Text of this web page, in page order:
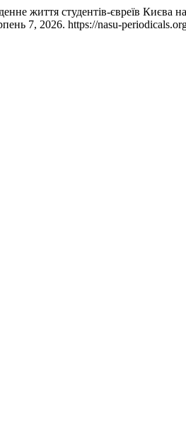
життя студентів-євреїв Києва
7, 2026. https://nasu-